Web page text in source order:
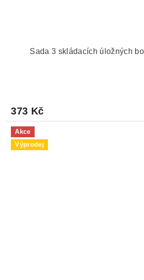
Sada 3 skládacích úložných
373 Kč
Akce
Výprodej